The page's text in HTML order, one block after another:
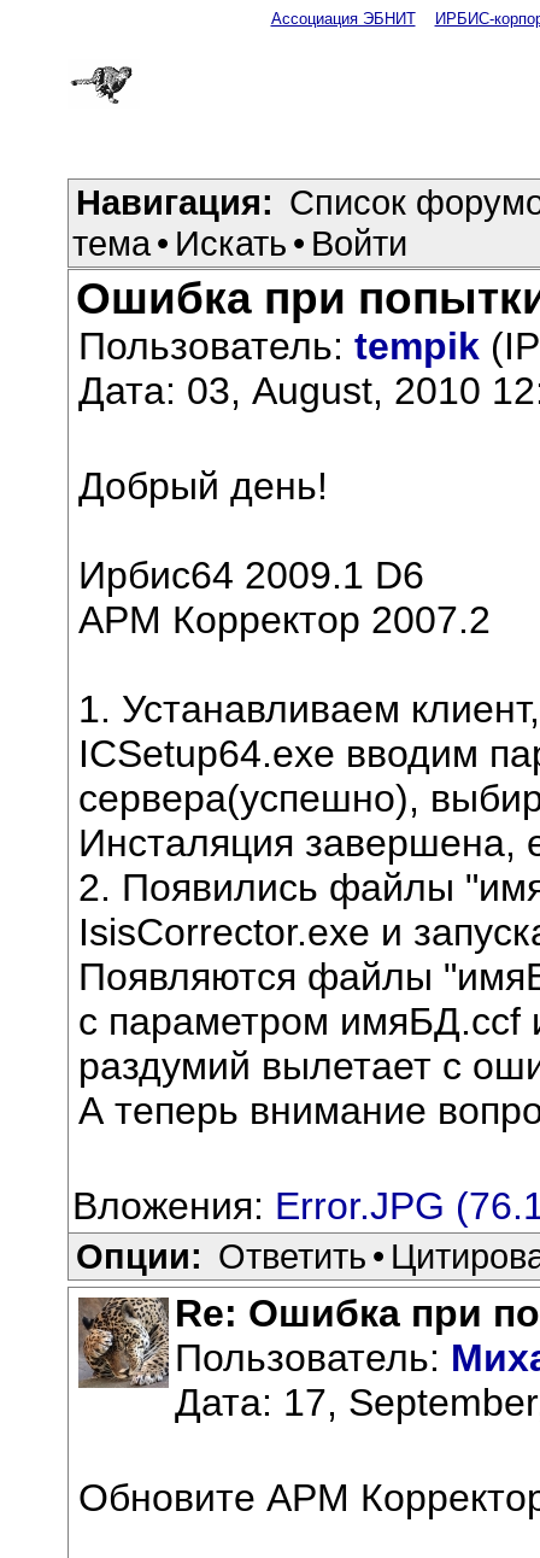
Ассоциация ЭБНИТ ИРБИС-
Навигация: Список
тема• Искать • Войти
Ошибка при
Пользователь:tempik
Дата: 03, August, 2010
Добрый день!
Ирбис64 2009.1 D6
АРМ Корректор 2007.2
1. Устанавливаем
ICSetup64.exe вводим
сервера(успешно),
Инсталяция завершена,
2. Появились файлы
IsisCorrector.exe и
Появляются файлы
с параметром имяБД.ccf
раздумий вылетает с
А теперь внимание
Вложения: Error.JPG
Опции: Ответить •
Re: Ошибка при
Пользователь:
Дата: 17,
Обновите АРМ